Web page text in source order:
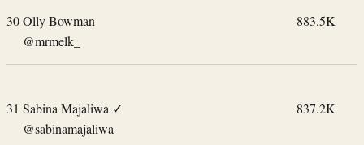
30Olly Bowman
@mrmelk_
883.5K
31 Sabina Majaliwa ✓
@sabinamajaliwa
837.2K